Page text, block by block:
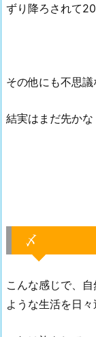
ずり降ろされて
その他にも不思議
結実はまだ先かな
〆
こんな感じで、
ような生活を日々